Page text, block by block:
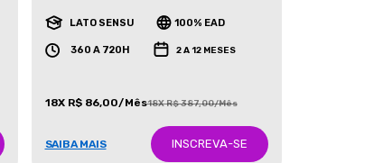
LATO SENSU 100% EAD
360 A 720H 2 A 12 MESES
18X R$ 86,00/Mês18X R$ 387,00/Mês
SAIBA MAIS INSCREVA-SE